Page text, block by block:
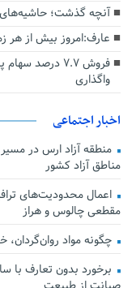
آنچه گذشت؛ حاشیه‌های
عارف:امروز بیش از هر
فروش ۷.۷
واگذاری
اخبار اجتماعی
منطقه آزاد ارس در
مناطق آزاد کشور
اعمال محدودیت‌های
مقطعی چالوس و هراز
چگونه مواد روان‌گردان،
برخورد بدون تعارف با